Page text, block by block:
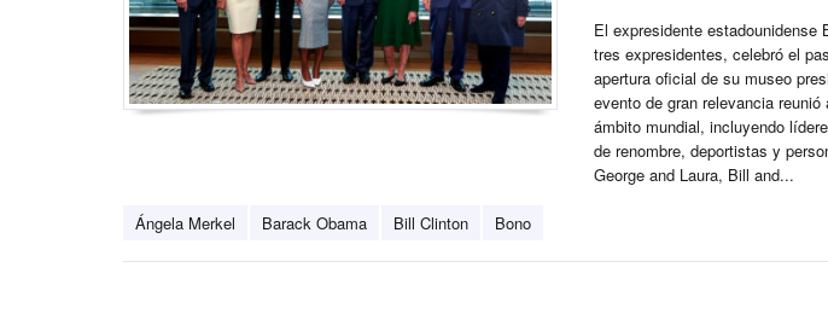
El expresidente estadounidense
tres expresidentes, celebró el
apertura oficial de su museo
evento de gran relevancia
ámbito mundial, incluyendo
de renombre, deportistas y
George and Laura, Bill and...
Ángela Merkel Barack Obama Bill Clinton Bono